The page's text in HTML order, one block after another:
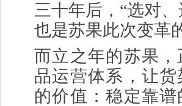
三十年后，“选对
也是苏果此次变革
而立之年的苏果
品运营体系，让
的价值：稳定靠